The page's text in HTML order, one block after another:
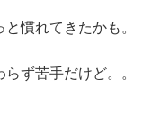
慣れてきたかも。
ず苦手だけど。。